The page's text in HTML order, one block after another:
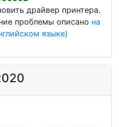
драйвер принтера.
проблемы описано на
языке)